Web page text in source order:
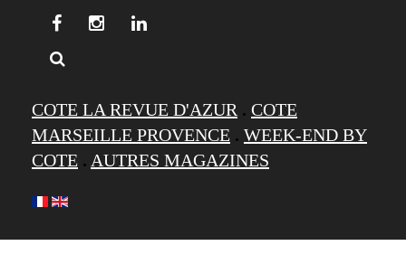
COTE LA REVUE D'AZUR . COTE
MARSEILLE PROVENCE . WEEK-END BY
COTE . AUTRES MAGAZINES